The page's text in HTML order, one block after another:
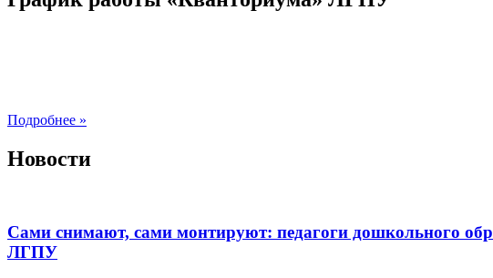
Подробнее »
Новости
Сами снимают, сами монтируют: педагоги дошкольного
ЛГПУ​